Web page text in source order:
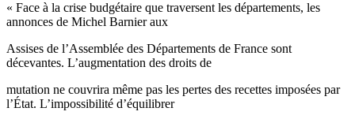
« Face à la crise budgétaire que traversent les départements, les
annonces de Michel Barnier aux
Assises de l’Assemblée des Départements de France sont
décevantes. L’augmentation des droits de
mutation ne couvrira même pas les pertes des recettes imposées par
l’État. L’impossibilité d’équilibrer